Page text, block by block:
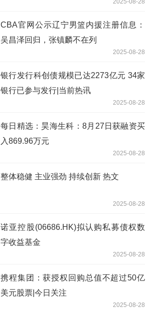
CBA官网公示辽宁男篮内援注册信息：
吴昌泽回归，张镇麟不在列
2025-08-28
银行发行科创债规模已达2273亿元 34家
银行已参与发行|当前热讯
2025-08-28
每日精选：昊海生科：8月27日获融资买
入869.96万元
2025-08-28
整体稳健 主业强劲 持续创新 热文
2025-08-28
诺亚控股(06686.HK)拟认购私募债权数
字收益基金
2025-08-28
携程集团：获授权回购总值不超过50亿
美元股票|今日关注
2025-08-28